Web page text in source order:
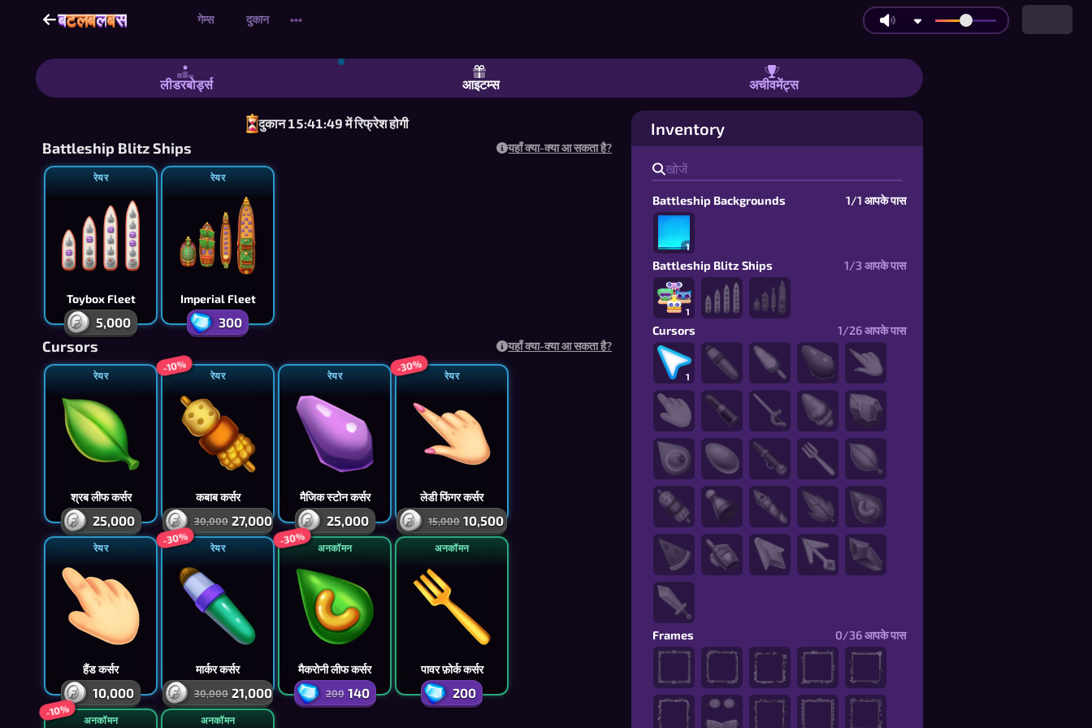
बटलबलबस
बटलबलबस गेम्स दुकान •••
बैटलब्लॉब्स - फ्री बैटलशिप-स्टाइल नेवल गेम: 1v1 ऑनलाइन या टूर्नामेंट ब्रैकेट्स | आइटम्स
लीडरबोर्ड्स आइटम्स अचीवमेंट्स
दुकान 15:41:48 में रिफ्रेश होगी
Battleship Blitz Ships यहाँ क्या-क्या आ सकता है?
रेयर
Toybox Fleet
5,000
रेयर
Imperial Fleet
300
Cursors यहाँ क्या-क्या आ सकता है?
रेयर
श्रब लीफ कर्सर
25,000
रेयर
कबाब कर्सर
30,000 27,000
-10%
रेयर
मैजिक स्टोन कर्सर
25,000
रेयर
लेडी फिंगर कर्सर
15,000 10,500
-30%
रेयर
हैंड कर्सर
10,000
रेयर
मार्कर कर्सर
30,000 21,000
-30%
अनकॉमन
मैकरोनी लीफ कर्सर
200 140
-30%
अनकॉमन
पावर फ़ोर्क कर्सर
200
अनकॉमन
-10%
अनकॉमन
Inventory
Battleship Backgrounds 1/1 आपके पास
1
Battleship Blitz Ships 1/3आपके पास
1
Cursors 1/26आपके पास
1
Frames 0/36आपके पास